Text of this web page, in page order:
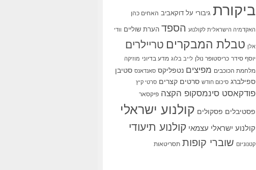
ביקורת גיבורי על דוקאביב האחים כהן
האקדמיה הישראלית לקולנוע הספד הערת שוליים וודי
אלן טבלת המבקרים טריילרים
יוסף סידר כריסטופר נולן לייב בלוג מדע בדיוני מוזיקה
מלחמת הכוכבים מפיצים נטפליקס סאנדאנס סטיבן
ספילברג סיכום חודש סרטים קצרים סרטי קיץ
פודקאסט סינמסקופ הקצה פיקסאר
פסטיבלים פסקולים קולנוע ישראלי
קולנוע ישראלי עצמאי קולנוע תיעודי
קטנוניזם שוברי קופות תסריטאות